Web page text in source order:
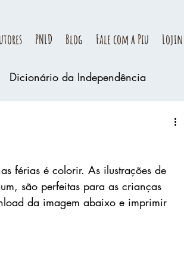
PNLD Blog Fale com a Piu
Dicionário da Independência
férias é colorir. As ilustrações de
são perfeitas para as crianças
da imagem abaixo e imprimir